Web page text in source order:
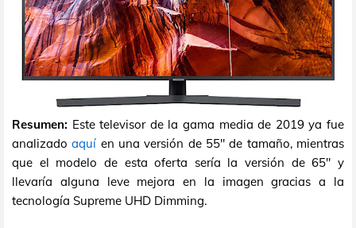
Resumen: Este televisor de la gama media de 2019 ya fue
analizadoaquí en una versión de 55" de tamaño, mientras
que el modelo de esta oferta sería la versión de 65" y
llevaría alguna leve mejora en la imagen gracias a la
tecnología Supreme UHD Dimming.